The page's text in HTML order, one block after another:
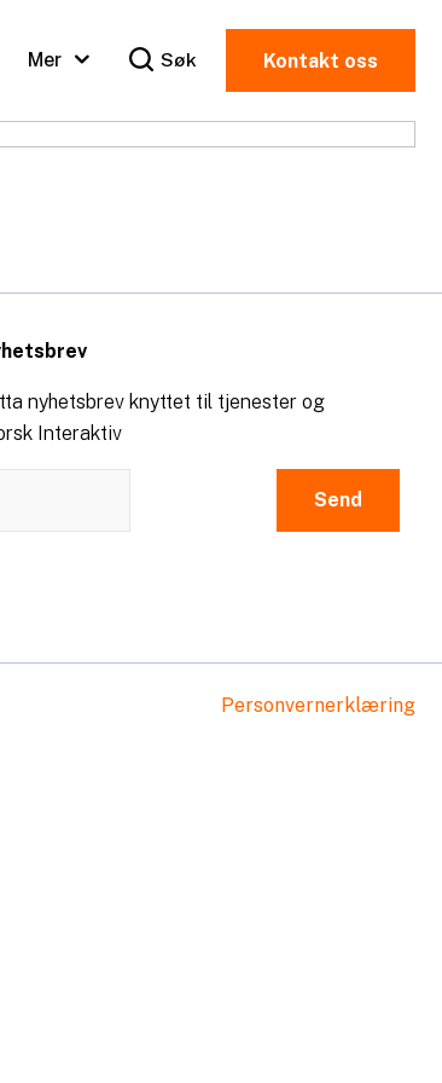
Mer Søk Kontakt oss
nyhetsbrev knyttet til tjenester og
Interaktiv
Personvernerklæring